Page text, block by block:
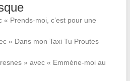
Prends-moi, c’est pour une
« Dans mon Taxi Tu Proutes
» avec « Emmène-moi au